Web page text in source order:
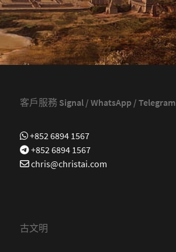
客戶服務 Signal / WhatsApp / Telegram
+852 6894 1567
+852 6894 1567
chris@christai.com
古文明